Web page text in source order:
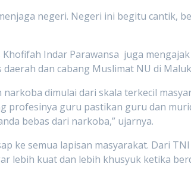
negeri. Negeri ini begitu cantik,
Indar Parawansa juga
dan cabang Muslimat NU di
dimulai dari skala terkecil
profesinya guru pastikan guru dan
bebas dari narkoba,” ujarnya.
ke semua lapisan masyarakat. Dari
lebih kuat dan lebih khusyuk ketika